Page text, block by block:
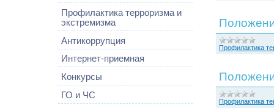
Профилактика терроризма и
экстремизма
Антикоррупция
Интернет-приемная
Конкурсы
ГО и ЧС
Профилактика
Профилактика